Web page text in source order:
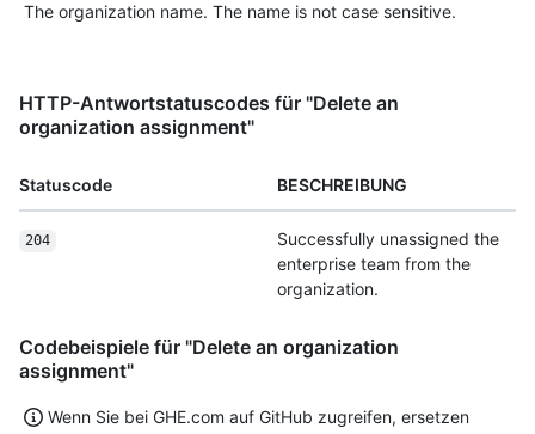
The organization name. The name is not case sensitive.
HTTP-Antwortstatuscodes für "Delete an
organization assignment"
Statuscode BESCHREIBUNG
204
Successfully unassigned the
enterprise team from the
organization.
Codebeispiele für "Delete an organization
assignment"
Wenn Sie bei GHE.com auf GitHub zugreifen, ersetzen